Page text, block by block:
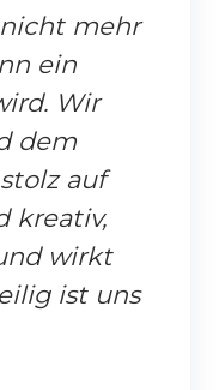
mehr
ein
Wir
dem
auf
kreativ,
wirkt
ist uns